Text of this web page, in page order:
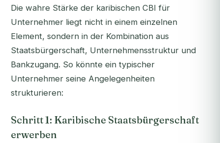
Die wahre Stärke der karibischen CBI für
Unternehmer liegt nicht in einem einzelnen
Element, sondern in der Kombination aus
Staatsbürgerschaft, Unternehmensstruktur und
Bankzugang. So könnte ein typischer
Unternehmer seine Angelegenheiten
strukturieren:
Schritt 1: Karibische Staatsbürgerschaft
erwerben